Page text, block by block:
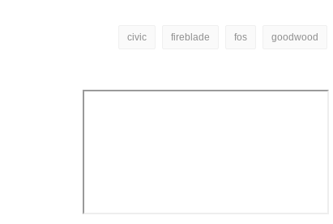
civic fireblade fos goodwood